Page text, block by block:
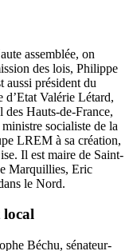
assemblée, on
des lois, Philippe
aussi président du
d’Etat Valérie Létard,
Hauts-de-France,
socialiste de la
LREM à sa création,
Il est maire de Saint-
Marquillies, Eric
le Nord.
local
Béchu, sénateur-